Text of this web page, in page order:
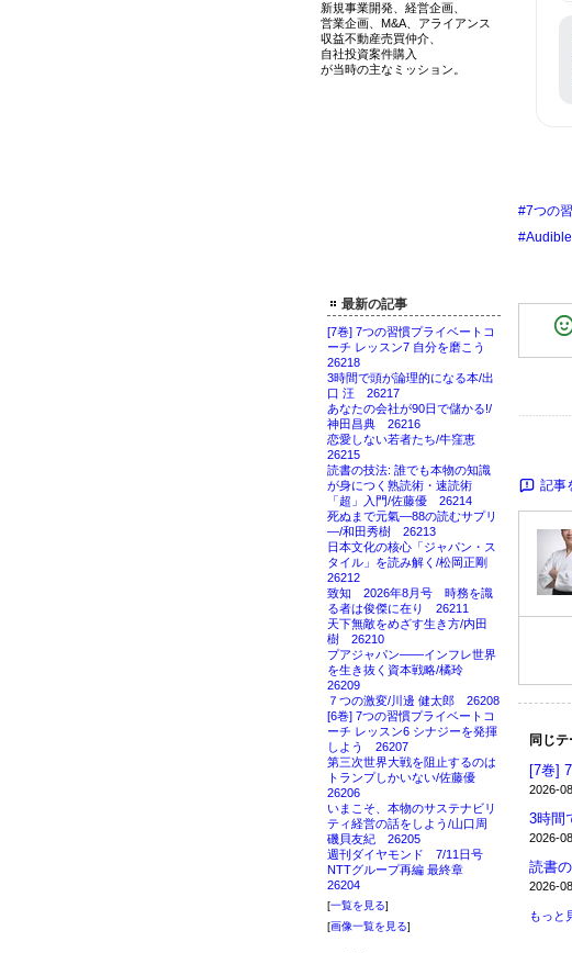
新規事業開発、経営企画、
営業企画、M&A、アライアンス
収益不動産売買仲介、
自社投資案件購入
が当時の主なミッション。
最新の記事
[7巻] 7つの習慣プライベートコ
ーチ レッスン7 自分を磨こう
26218
3時間で頭が論理的になる本/出
口 汪 26217
あなたの会社が90日で儲かる!/
神田昌典 26216
恋愛しない若者たち/牛窪恵
26215
読書の技法: 誰でも本物の知識
が身につく熟読術・速読術
「超」入門/佐藤優 26214
死ぬまで元氣―88の読むサプリ
―/和田秀樹 26213
日本文化の核心「ジャパン・ス
タイル」を読み解く/松岡正剛
26212
致知 2026年8月号 時務を識
る者は俊傑に在り 26211
天下無敵をめざす生き方/内田
樹 26210
プアジャパン――インフレ世界
を生き抜く資本戦略/橘玲
26209
７つの激変/川邊 健太郎 26208
[6巻] 7つの習慣プライベートコ
ーチ レッスン6 シナジーを発揮
しよう 26207
第三次世界大戦を阻止するのは
トランプしかいない/佐藤優
26206
いまこそ、本物のサステナビリ
ティ経営の話をしよう/山口周
磯貝友紀 26205
週刊ダイヤモンド 7/11日号
NTTグループ再編 最終章
26204
[一覧を見る]
[画像一覧を見る]
#7つの
#Audible
記事
同じテ
2026-
3時間
2026-
2026-
もっと